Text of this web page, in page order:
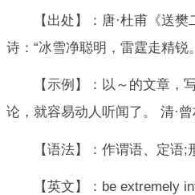
【出处】：唐·杜甫《送
诗：“冰雪净聪明，雷霆走精锐
【示例】：以～的文章，
论，就容易动人听闻了。 清·曾
【语法】：作谓语、定语;
【英文】：be extremely